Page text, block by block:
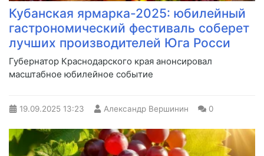
Кубанская ярмарка-2025: юбилейный
гастрономический фестиваль соберет
лучших производителей Юга Росси
Губернатор Краснодарского края анонсировал
масштабное юбилейное событие
19.09.2025 13:23 Александр Вершинин 0